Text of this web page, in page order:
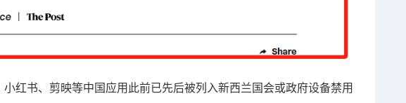
红书、剪映等中国应用此前已先后被列入新西兰国会或政府设备禁用